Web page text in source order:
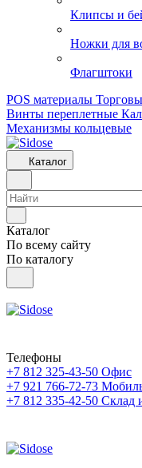
Клипсы и
Ножки для
Флагштоки
POS материалы
Винты переплетные
Механизмы кольцевые
Каталог
Каталог
По всему сайту
По каталогу
Телефоны
+7 812 325-43-50 Офис
+7 921 766-72-73
+7 812 335-42-50 Склад